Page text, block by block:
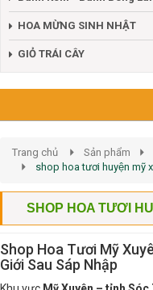
Bánh Kem - Bánh Bông
HOA MỪNG SINH NHẬT
Trang chủ
Sản phẩm
shop hoa tươi huyện mỹ
SHOP HOA TƯƠI
Shop Hoa Tươi Mỹ
Giới Sau Sáp Nhập